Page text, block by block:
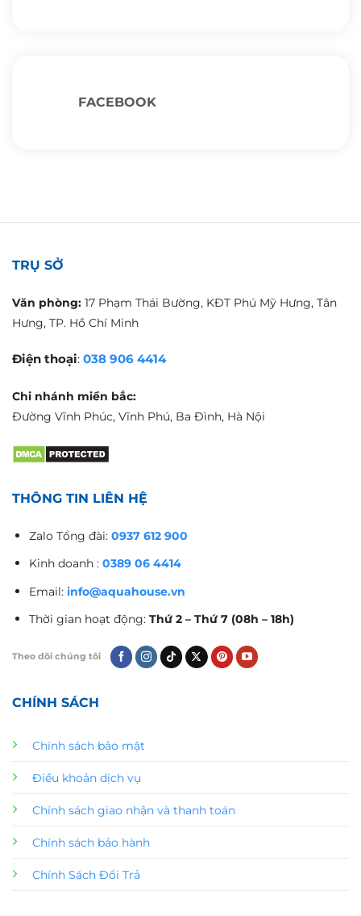
FACEBOOK
TRỤ SỞ
Văn phòng: 17 Phạm Thái Bường, KĐT Phú Mỹ Hưng, Tân
Hưng, TP. Hồ Chí Minh
Điện thoại: 038 906 4414
Chi nhánh miền bắc:
Đường Vĩnh Phúc, Vĩnh Phú, Ba Đình, Hà Nội
THÔNG TIN LIÊN HỆ
Zalo Tổng đài: 0937 612 900
Kinh doanh : 0389 06 4414
Email: info@aquahouse.vn
Thời gian hoạt động: Thứ 2 – Thứ 7 (08h – 18h)
Theo dõi chúng tôi
CHÍNH SÁCH
Chính sách bảo mật
Điều khoản dịch vụ
Chính sách giao nhận và thanh toán
Chính sách bảo hành
Chính Sách Đổi Trả